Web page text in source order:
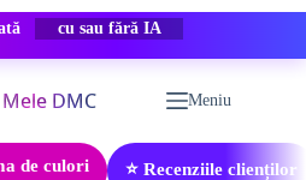
REDUCERE -50%
Meniu
de culori ⭐ Recenziile clienților